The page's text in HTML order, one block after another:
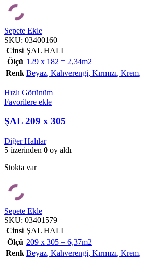
Sepete Ekle
SKU: 03400160
Cinsi ŞAL HALI
Ölçü 129 x 182 = 2,34m2
Renk Beyaz, Kahverengi, Kırmızı, Krem,
Hızlı Görünüm
Favorilere ekle
ŞAL 209 x 305
Diğer Halılar
5 üzerinden 0 oy aldı
Stokta var
Sepete Ekle
SKU: 03401579
Cinsi ŞAL HALI
Ölçü 209 x 305 = 6,37m2
Renk Beyaz, Kahverengi, Kırmızı, Krem,